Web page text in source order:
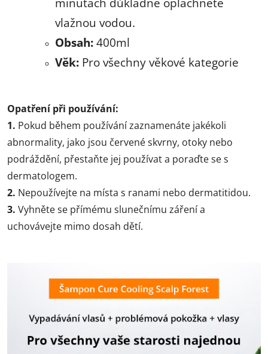
vlažnou vodou.
Obsah: 400ml
Věk: Pro všechny věkové kategorie
Opatření při používání:
1. Pokud během používání zaznamenáte jakékoli
abnormality, jako jsou červené skvrny, otoky nebo
podráždění, přestaňte jej používat a poraďte se s
dermatologem.
2. Nepoužívejte na místa s ranami nebo dermatitidou.
3. Vyhněte se přímému slunečnímu záření a
uchovávejte mimo dosah dětí.